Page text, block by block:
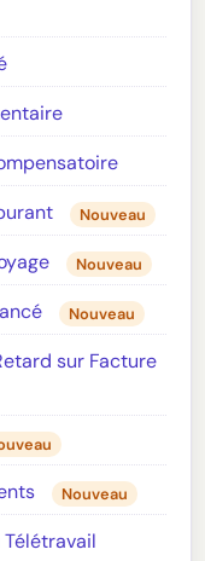
Nouveau
Nouveau
Nouveau
sur Facture
Nouveau